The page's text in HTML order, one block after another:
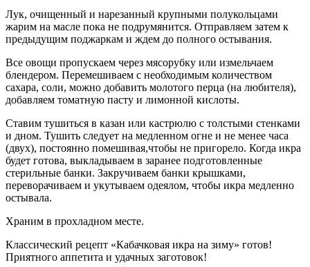
Лук, очищенный и нарезанный крупными полукольцами
жарим на масле пока не подрумянится. Отправляем затем к
предыдущим поджаркам и ждем до полного остывания.
Все овощи пропускаем через мясорубку или измельчаем
блендером. Перемешиваем с необходимым количеством
сахара, соли, можно добавить молотого перца (на любителя),
добавляем томатную пасту и лимонной кислоты.
Ставим тушиться в казан или кастрюлю с толстыми стенками
и дном. Тушить следует на медленном огне и не менее часа
(двух), постоянно помешивая,чтобы не пригорело. Когда икра
будет готова, выкладываем в заранее подготовленные
стерильные банки. Закручиваем банки крышками,
переворачиваем и укутываем одеялом, чтобы икра медленно
остывала.
Храним в прохладном месте.
Классический рецепт «Кабачковая икра на зиму» готов!
Приятного аппетита и удачных заготовок!